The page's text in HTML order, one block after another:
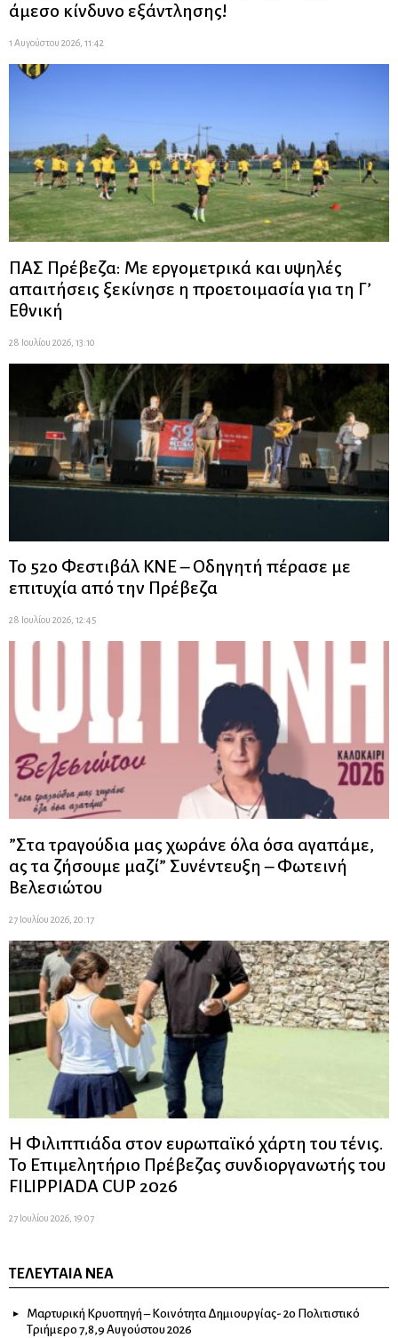
άμεσο κίνδυνο εξάντλησης!
1 Αυγούστου 2026, 11:42
ΠΑΣ Πρέβεζα: Με εργομετρικά και υψηλές
απαιτήσεις ξεκίνησε η προετοιμασία για τη Γ’
Εθνική
28 Ιουλίου 2026, 13:10
Το 52ο Φεστιβάλ ΚΝΕ – Οδηγητή πέρασε με
επιτυχία από την Πρέβεζα
28 Ιουλίου 2026, 12:45
”Στα τραγούδια μας χωράνε όλα όσα αγαπάμε,
ας τα ζήσουμε μαζί” Συνέντευξη – Φωτεινή
Βελεσιώτου
27 Ιουλίου 2026, 20:17
Η Φιλιππιάδα στον ευρωπαϊκό χάρτη του τένις.
Το Επιμελητήριο Πρέβεζας συνδιοργανωτής του
FILIPPIADA CUP 2026
27 Ιουλίου 2026, 19:07
ΤΕΛΕΥΤΑΊΑ ΝΈΑ
Μαρτυρική Κρυοπηγή – Κοινότητα Δημιουργίας- 2ο Πολιτιστικό
Τριήμερο 7,8,9 Αυγούστου 2026